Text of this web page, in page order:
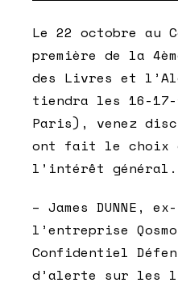
Le 22 octobre au
première de la
des Livres et
tiendra les 16-17-
Paris), venez
ont fait le choix
l’intérêt général.
– James DUNNE,
l’entreprise
Confidentiel
d’alerte sur les